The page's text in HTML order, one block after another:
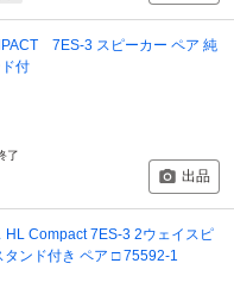
7ES-3 スピーカー ペア 純
付
了
出品
HL Compact 7ES-3 2ウェイスピ
ンド付き ペア □ 75592-1